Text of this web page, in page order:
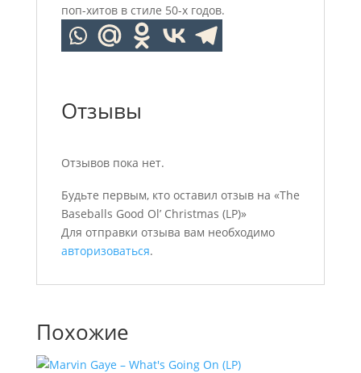
поп-хитов в стиле 50-x годов.
Отзывы
Отзывов пока нет.
Будьте первым, кто оставил отзыв на «The
Baseballs Good Ol’ Christmas (LP)»
Для отправки отзыва вам необходимо
авторизоваться.
Похожие